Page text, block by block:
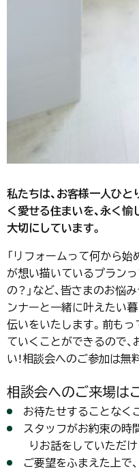
私たちは、お客様一人ひと
く愛せる住まいを、永く
大切にしています。
「リフォームって何から始
が想い描いているプラン
の？」など、皆さまのお悩
ンナーと一緒に叶えたい
伝いをいたします。前も
ていくことができるので
い！相談会へのご参加は無
相談会へのご来場は
お待たせすることなく
スタッフがお約束の時
りお話をしていただけ
ご要望をふまえた上で